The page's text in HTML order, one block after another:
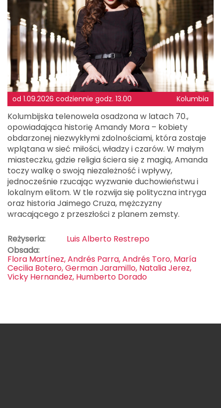
od 1.09.2026 codziennie godz. 13.00 Kolumbia
Kolumbijska telenowela osadzona w latach 70.,
opowiadająca historię Amandy Mora – kobiety
obdarzonej niezwykłymi zdolnościami, która zostaje
wplątana w sieć miłości, władzy i czarów. W małym
miasteczku, gdzie religia ściera się z magią, Amanda
toczy walkę o swoją niezależność i wpływy,
jednocześnie rzucając wyzwanie duchowieństwu i
lokalnym elitom. W tle rozwija się polityczna intryga
oraz historia Jaimego Cruza, mężczyzny
wracającego z przeszłości z planem zemsty.
Reżyseria:
Luis Alberto Restrepo
Obsada:
Flora Martínez, Andrés Parra, Andrés Toro, María
Cecilia Botero, German Jaramillo, Natalia Jerez,
Vicky Hernandez, Humberto Dorado